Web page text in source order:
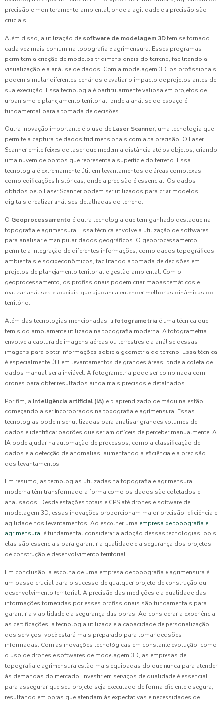
precisão e monitoramento ambiental, onde a agilidade e a precisão são
cruciais.
Além disso, a utilização de software de modelagem 3Dtem se tornado
cada vez mais comum na topografia e agrimensura. Esses programas
permitem a criação de modelos tridimensionais do terreno, facilitando a
visualização e a análise de dados. Com a modelagem 3D, os profissionais
podem simular diferentes cenários e avaliar o impacto de projetos antes de
sua execução. Essa tecnologia é particularmente valiosa em projetos de
urbanismo e planejamento territorial, onde a análise do espaço é
fundamental para a tomada de decisões.
Outra inovação importante é o uso de Laser Scanner, uma tecnologia que
permite a captura de dados tridimensionais com alta precisão. O Laser
Scanner emite feixes de laser que medem a distância até os objetos, criando
uma nuvem de pontos que representa a superfície do terreno. Essa
tecnologia é extremamente útil em levantamentos de áreas complexas,
como edificações históricas, onde a precisão é essencial. Os dados
obtidos pelo Laser Scanner podem ser utilizados para criar modelos
digitais e realizar análises detalhadas do terreno.
O Geoprocessamento é outra tecnologia que tem ganhado destaque na
topografia e agrimensura. Essa técnica envolve a utilização de softwares
para analisar e manipular dados geográficos. O geoprocessamento
permite a integração de diferentes informações, como dados topográficos,
ambientais e socioeconômicos, facilitando a tomada de decisões em
projetos de planejamento territorial e gestão ambiental. Com o
geoprocessamento, os profissionais podem criar mapas temáticos e
realizar análises espaciais que ajudam a entender melhor as dinâmicas do
território.
Além das tecnologias mencionadas, a fotogrametria é uma técnica que
tem sido amplamente utilizada na topografia moderna. A fotogrametria
envolve a captura de imagens aéreas ou terrestres e a análise dessas
imagens para obter informações sobre a geometria do terreno. Essa técnica
é especialmente útil em levantamentos de grandes áreas, onde a coleta de
dados manual seria inviável. A fotogrametria pode ser combinada com
drones para obter resultados ainda mais precisos e detalhados.
Por fim, a inteligência artificial (IA) e o aprendizado de máquina estão
começando a ser incorporados na topografia e agrimensura. Essas
tecnologias podem ser utilizadas para analisar grandes volumes de
dados e identificar padrões que seriam difíceis de perceber manualmente. A
IA pode ajudar na automação de processos, como a classificação de
dados e a detecção de anomalias, aumentando a eficiência e a precisão
dos levantamentos.
Em resumo, as tecnologias utilizadas na topografia e agrimensura
moderna têm transformado a forma como os dados são coletados e
analisados. Desde estações totais e GPS até drones e software de
modelagem 3D, essas inovações proporcionam maior precisão, eficiência e
agilidade nos levantamentos. Ao escolher uma empresa de topografia e
agrimensura, é fundamental considerar a adoção dessas tecnologias, pois
elas são essenciais para garantir a qualidade e a segurança dos projetos
de construção e desenvolvimento territorial.
Em conclusão, a escolha de uma empresa de topografia e agrimensura é
um passo crucial para o sucesso de qualquer projeto de construção ou
desenvolvimento territorial. A precisão das medições e a qualidade das
informações fornecidas por esses profissionais são fundamentais para
garantir a viabilidade e a segurança das obras. Ao considerar a experiência,
as certificações, a tecnologia utilizada e a capacidade de personalização
dos serviços, você estará mais preparado para tomar decisões
informadas. Com as inovações tecnológicas em constante evolução, como
o uso de drones e softwares de modelagem 3D, as empresas de
topografia e agrimensura estão mais equipadas do que nunca para atender
às demandas do mercado. Investir em serviços de qualidade é essencial
para assegurar que seu projeto seja executado de forma eficiente e segura,
resultando em obras que atendam às expectativas e necessidades de